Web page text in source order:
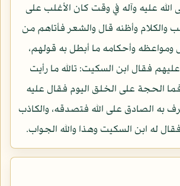
عليه وآله في وقت كان الأغلب على
وأظنه قال والشعر فأتاهم من
ومواعظه وأحكامه ما أبطل به قولهم،
فقال ابن السكيت: تالله ما رأيت
الحجة على الخلق اليوم فقال عليه
به الصادق على الله فتصدقه، والكاذب
له ابن السكيت وهذا والله الجواب.